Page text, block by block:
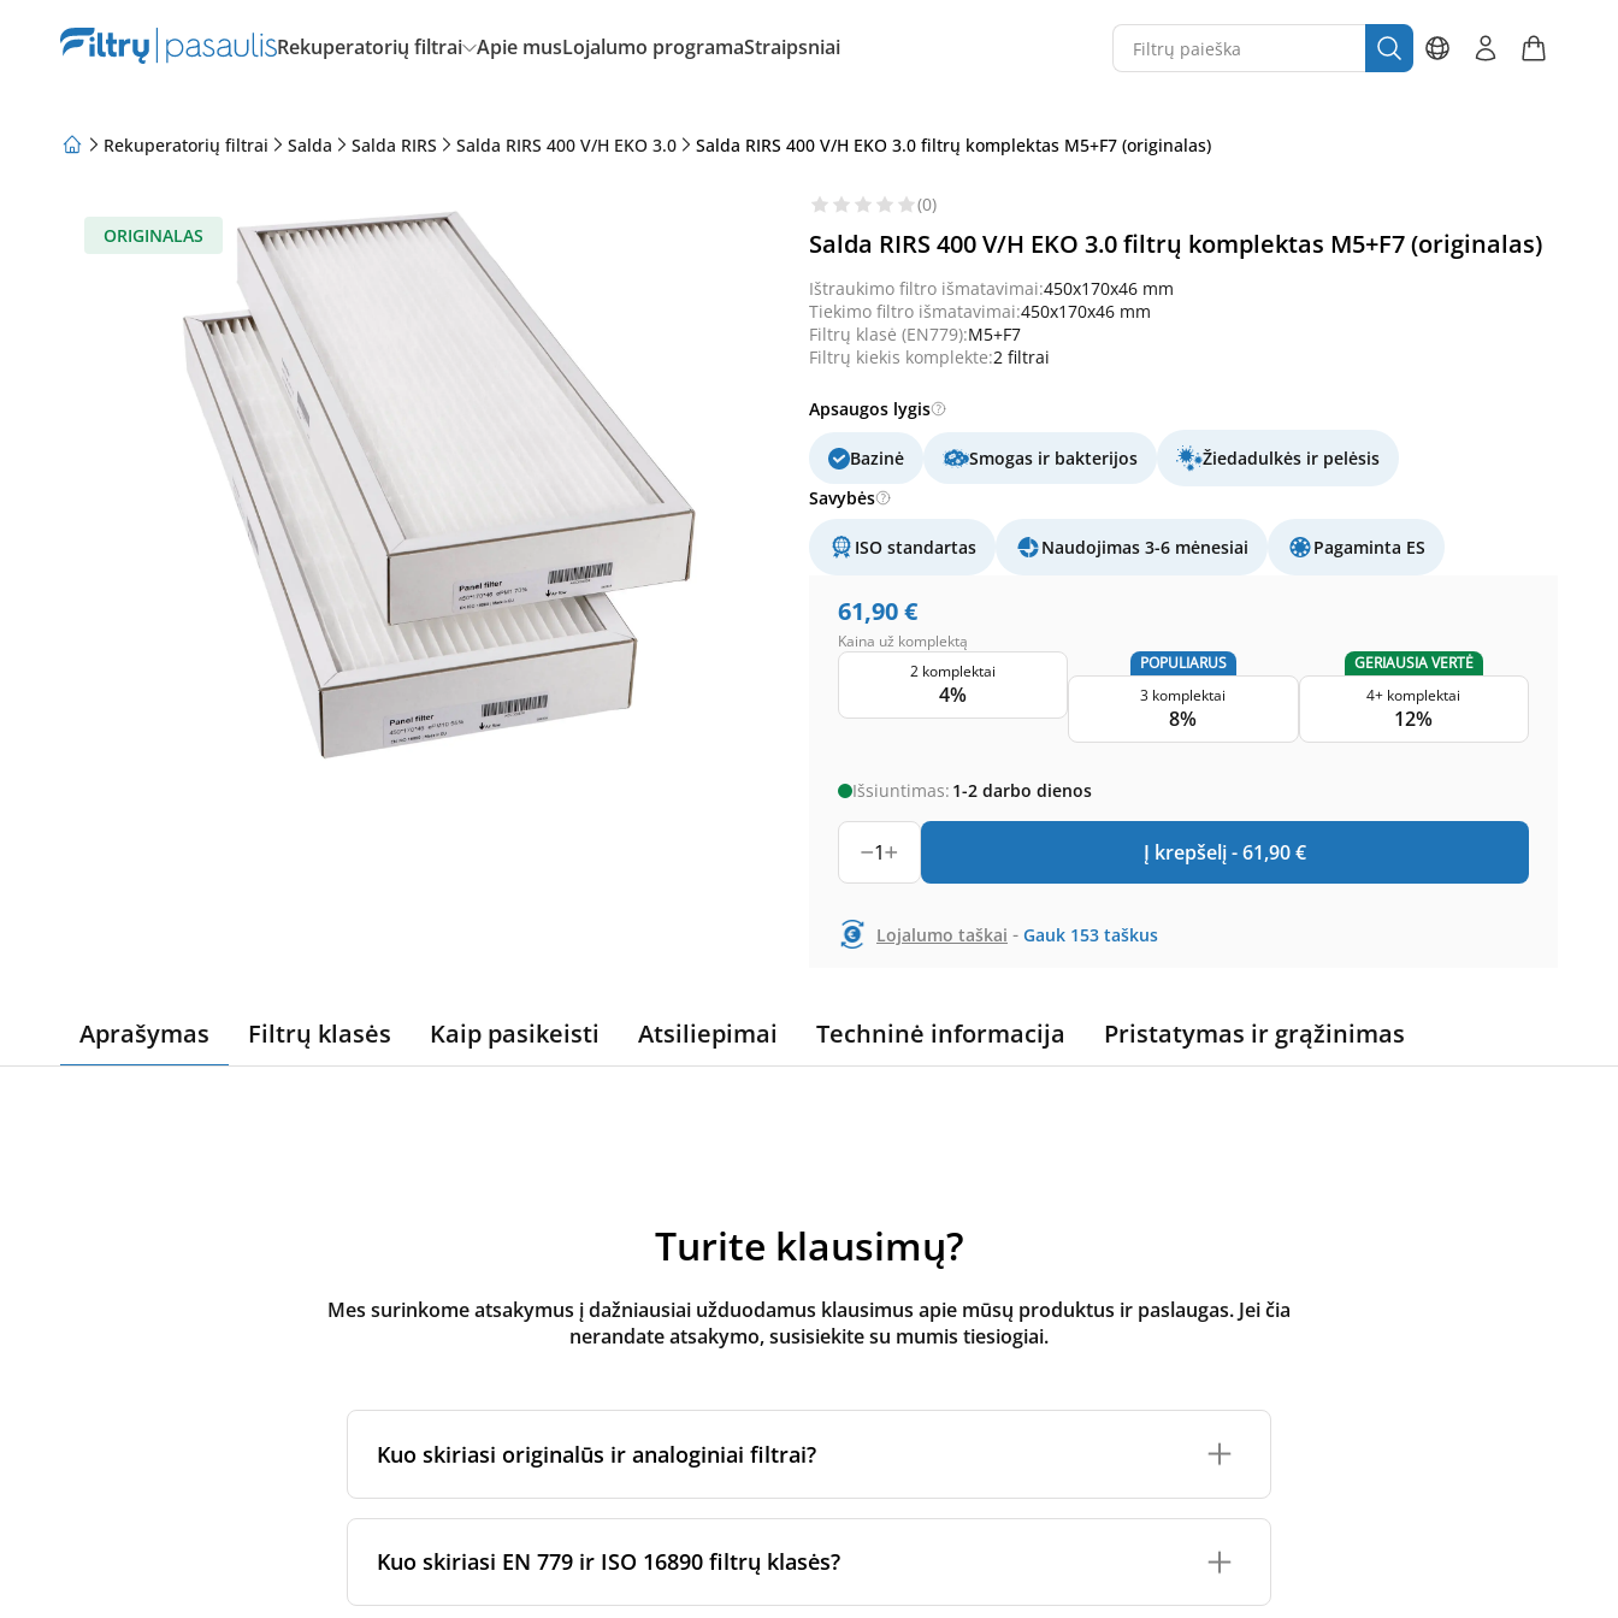
Rekuperatorių filtrai Apie musLojalumo programaStraipsniai
Rekuperatorių filtrai Salda Salda RIRS Salda RIRS 400 V/H EKO 3.0 Salda RIRS 400 V/H EKO 3.0 filtrų komplektas M5+F7 (originalas)
ORIGINALAS
(0)
Salda RIRS 400 V/H EKO 3.0 filtrų komplektas M5+F7 (originalas)
Ištraukimo filtro išmatavimai:450x170x46 mm
Tiekimo filtro išmatavimai:450x170x46 mm
Filtrų klasė (EN779):M5+F7
Filtrų kiekis komplekte:2 filtrai
Apsaugos lygis
Bazinė Smogas ir bakterijos
Žiedadulkės ir pelėsis
Savybės
ISO standartas Naudojimas 3-6 mėnesiai Pagaminta ES
61,90€
Kaina už komplektą
2 komplektai
4%
POPULIARUS
3 komplektai
8%
GERIAUSIA VERTĖ
4+ komplektai
12%
Išsiuntimas: 1-2 darbo dienos
1 Į krepšelį -61,90€
Lojalumo taškai - Gauk 153 taškus
Aprašymas Filtrų klasės Kaip pasikeisti Atsiliepimai Techninė informacija Pristatymas ir grąžinimas
Turite klausimų?
Mes surinkome atsakymus į dažniausiai užduodamus klausimus apie mūsų produktus ir paslaugas. Jei čia
nerandate atsakymo, susisiekite su mumis tiesiogiai.
Kuo skiriasi originalūs ir analoginiai filtrai?
arba jam skirtų filtrų per sertifikuotus gamybos partnerius. Jie laikosi konkrečių prekės ženklo
Kuo skiriasi EN 779 ir ISO 16890 filtrų klasės?